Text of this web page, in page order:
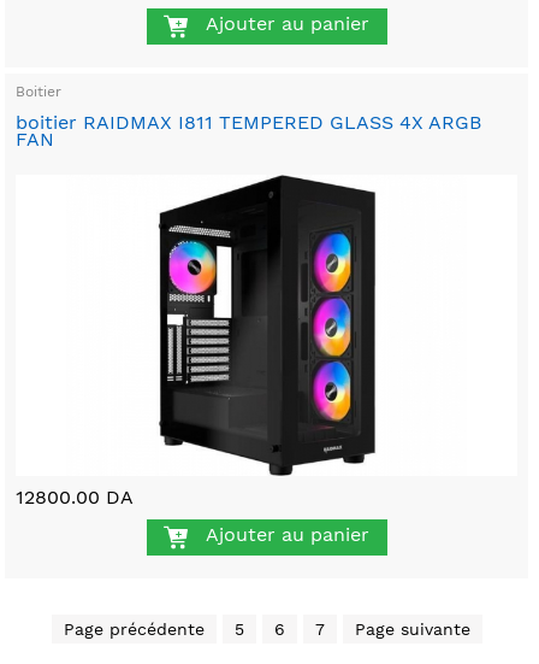
Ajouter au panier
Boitier
boitier RAIDMAX I811 TEMPERED GLASS 4X ARGB
FAN
12800.00 DA
Ajouter au panier
Page précédente 5 6 7 Page suivante